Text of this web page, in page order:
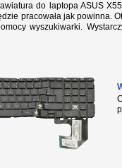
do laptopa ASUS
pracowała jak powinna.
wyszukiwarki.